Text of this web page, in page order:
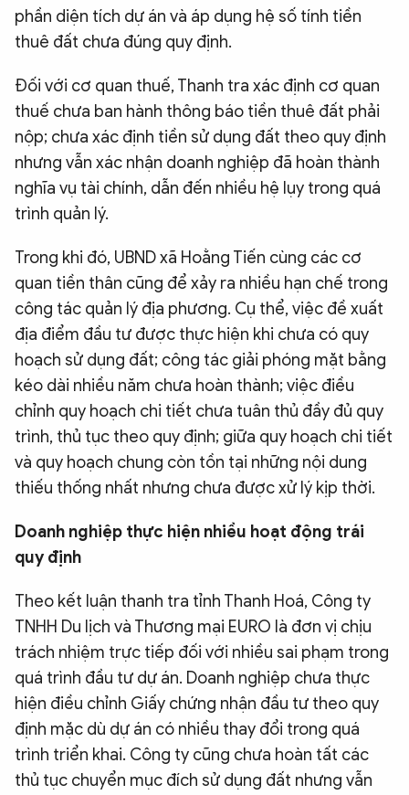
phần diện tích dự án và áp dụng hệ số tính tiền
thuê đất chưa đúng quy định.
Đối với cơ quan thuế, Thanh tra xác định cơ quan
thuế chưa ban hành thông báo tiền thuê đất phải
nộp; chưa xác định tiền sử dụng đất theo quy định
nhưng vẫn xác nhận doanh nghiệp đã hoàn thành
nghĩa vụ tài chính, dẫn đến nhiều hệ lụy trong quá
trình quản lý.
Trong khi đó, UBND xã Hoằng Tiến cùng các cơ
quan tiền thân cũng để xảy ra nhiều hạn chế trong
công tác quản lý địa phương. Cụ thể, việc đề xuất
địa điểm đầu tư được thực hiện khi chưa có quy
hoạch sử dụng đất; công tác giải phóng mặt bằng
kéo dài nhiều năm chưa hoàn thành; việc điều
chỉnh quy hoạch chi tiết chưa tuân thủ đầy đủ quy
trình, thủ tục theo quy định; giữa quy hoạch chi tiết
và quy hoạch chung còn tồn tại những nội dung
thiếu thống nhất nhưng chưa được xử lý kịp thời.
Doanh nghiệp thực hiện nhiều hoạt động trái
quy định
Theo kết luận thanh tra tỉnh Thanh Hoá, Công ty
TNHH Du lịch và Thương mại EURO là đơn vị chịu
trách nhiệm trực tiếp đối với nhiều sai phạm trong
quá trình đầu tư dự án. Doanh nghiệp chưa thực
hiện điều chỉnh Giấy chứng nhận đầu tư theo quy
định mặc dù dự án có nhiều thay đổi trong quá
trình triển khai. Công ty cũng chưa hoàn tất các
thủ tục chuyển mục đích sử dụng đất nhưng vẫn